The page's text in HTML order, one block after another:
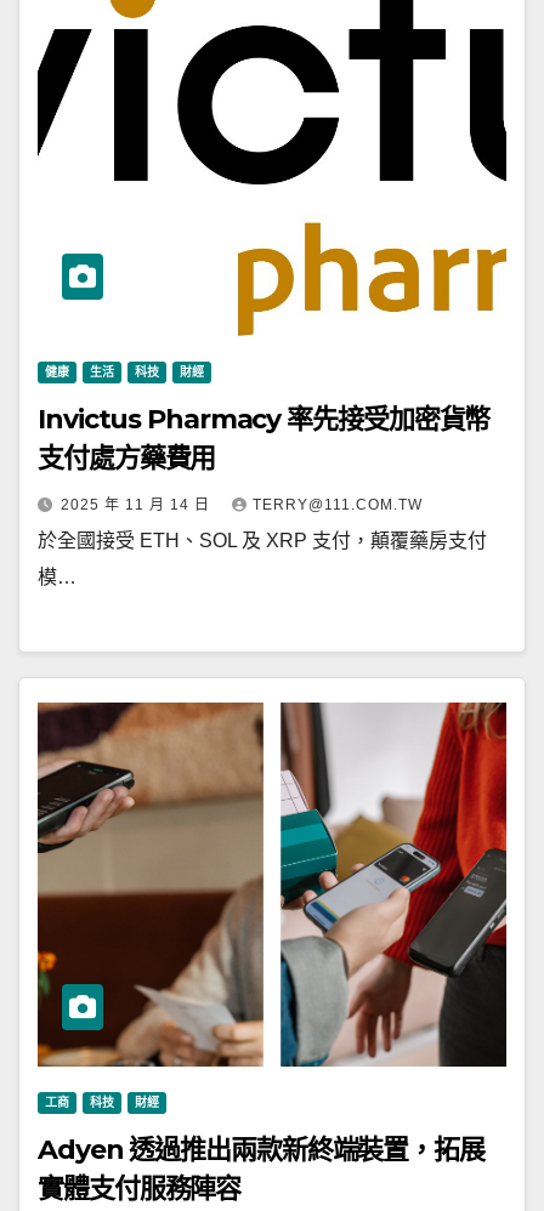
健康 生活 科技 財經
Invictus Pharmacy 率先接受加密貨幣
支付處方藥費用
2025 年 11 月 14 日 TERRY@111.COM.TW
於全國接受 ETH、SOL 及 XRP 支付，顛覆藥房支付
模…
工商 科技 財經
Adyen 透過推出兩款新終端裝置，拓展
實體支付服務陣容